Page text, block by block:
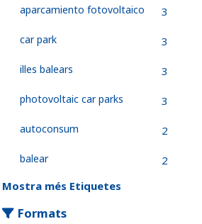
aparcamiento fotovoltaico 3
car park 3
illes balears 3
photovoltaic car parks 3
autoconsum 2
balear
2
Mostra més Etiquetes
Formats